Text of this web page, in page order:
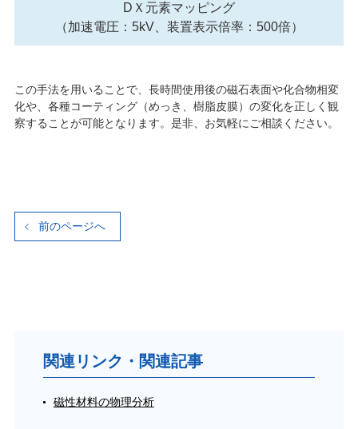
DＸ元素マッピング
（加速電圧：5kV、装置表示倍率：500倍）
この手法を用いることで、長時間使用後の磁石表面や化合物相変
化や、各種コーティング（めっき、樹脂皮膜）の変化を正しく観
察することが可能となります。是非、お気軽にご相談ください。
前のページへ
関連リンク・関連記事
磁性材料の物理分析